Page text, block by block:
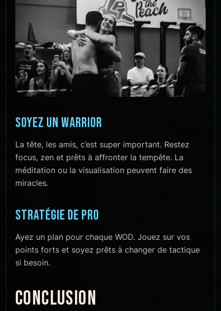
SOYEZ UN WARRIOR
La tête, les amis, c’est super important. Restez
focus, zen et prêts à affronter la tempête. La
méditation ou la visualisation peuvent faire des
miracles.
STRATÉGIE DE PRO
Ayez un plan pour chaque WOD. Jouez sur vos
points forts et soyez prêts à changer de tactique
si besoin.
CONCLUSION